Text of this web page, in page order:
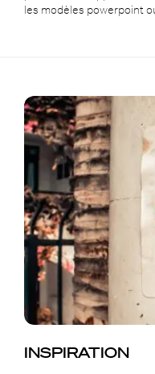
les modèles powerpoint
INSPIRATION